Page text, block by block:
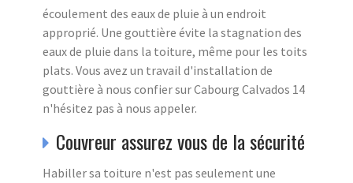
écoulement des eaux de pluie à un endroit
approprié. Une gouttière évite la stagnation des
eaux de pluie dans la toiture, même pour les toits
plats. Vous avez un travail d'installation de
gouttière à nous confier sur Cabourg Calvados 14
n'hésitez pas à nous appeler.
Couvreur assurez vous de la sécurité
Habiller sa toiture n'est pas seulement une